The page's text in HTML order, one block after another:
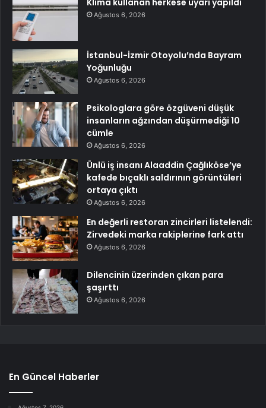
Klima kullanan herkese uyarı yapıldı
Ağustos 6, 2026
İstanbul-İzmir Otoyolu’nda Bayram
Yoğunluğu
Ağustos 6, 2026
Psikologlara göre özgüveni düşük
insanların ağzından düşürmediği 10
cümle
Ağustos 6, 2026
Ünlü iş insanı Alaaddin Çağlıköse’ye
kafede bıçaklı saldırının görüntüleri
ortaya çıktı
Ağustos 6, 2026
En değerli restoran zincirleri listelendi:
Zirvedeki marka rakiplerine fark attı
Ağustos 6, 2026
Dilencinin üzerinden çıkan para
şaşırttı
Ağustos 6, 2026
En Güncel Haberler